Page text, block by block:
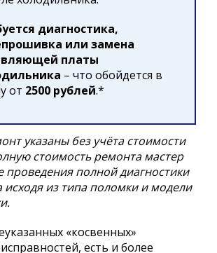
диагностика,
или замена
платы
– что обойдется в
от 2500 рублей.*
указаны без учёта стоимости
стоимость ремонта мастер
проведения полной диагностики
исходя из типа поломки и модели
«косвенных»
есть и более